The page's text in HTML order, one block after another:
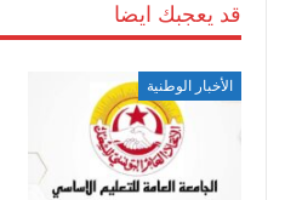
قد يعجبك ايضا
الأخبار الوطنية